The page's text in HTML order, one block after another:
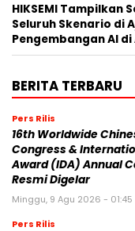
HIKSEMI Tampilkan
Seluruh Skenario di
Pengembangan AI
BERITA TERBARU
Pers Rilis
16th Worldwide
Congress &
Award (IDA) Annual
Resmi Digelar
Minggu, 9 Agu 2026 - 01:45
Pers Rilis